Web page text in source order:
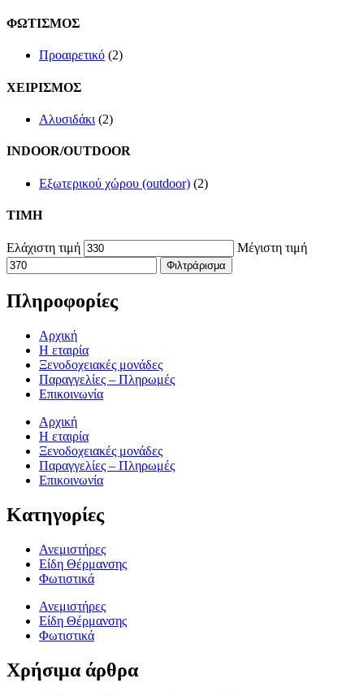
ΦΩΤΙΣΜΟΣ
Προαιρετικό (2)
ΧΕΙΡΙΣΜΟΣ
Αλυσιδάκι (2)
INDOOR/OUTDOOR
Εξωτερικού χώρου (outdoor) (2)
TIMH
Ελάχιστη τιμή Μέγιστη τιμή
Φιλτράρισμα
Πληροφορίες
Αρχική
Η εταιρία
Ξενοδοχειακές μονάδες
Παραγγελίες – Πληρωμές
Επικοινωνία
Αρχική
Η εταιρία
Ξενοδοχειακές μονάδες
Παραγγελίες – Πληρωμές
Επικοινωνία
Κατηγορίες
Ανεμιστήρες
Είδη Θέρμανσης
Φωτιστικά
Ανεμιστήρες
Είδη Θέρμανσης
Φωτιστικά
Χρήσιμα άρθρα